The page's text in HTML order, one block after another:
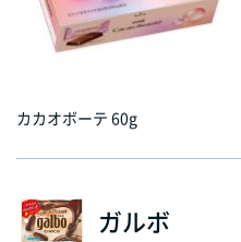
カカオボーテ 60g
ガルボ